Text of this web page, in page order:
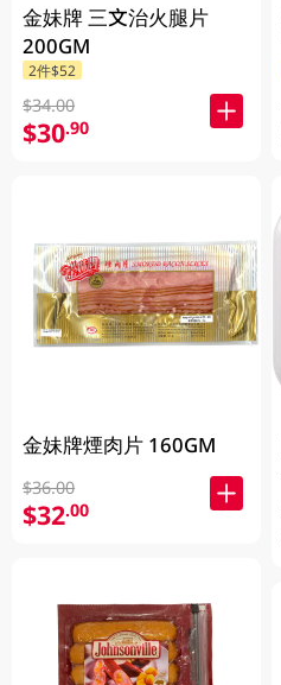
金妹牌 三文治火腿片
200GM
2件$52
$34.00
$30.90
金妹牌煙肉片 160GM
$36.00
$32.00